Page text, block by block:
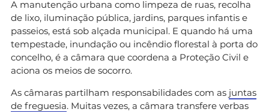
A manutenção urbana como limpeza de ruas, recolha
de lixo, iluminação pública, jardins, parques infantis e
passeios, está sob alçada municipal. E quando há uma
tempestade, inundação ou incêndio florestal à porta do
concelho, é a câmara que coordena a Proteção Civil e
aciona os meios de socorro.
As câmaras partilham responsabilidades com as juntas
de freguesia. Muitas vezes, a câmara transfere verbas